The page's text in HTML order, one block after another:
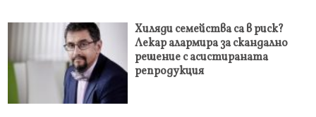
Хиляди семейства са в риск?
Лекар алармира за скандално
решение с асистираната
репродукция